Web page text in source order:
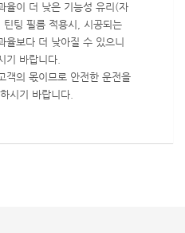
율이 더 낮은 기능성 유리(자
팅 필름 적용시, 시공되는
율보다 더 낮아질 수 있으니
기 바랍니다.
객의 몫이므로 안전한 운전을
시기 바랍니다.